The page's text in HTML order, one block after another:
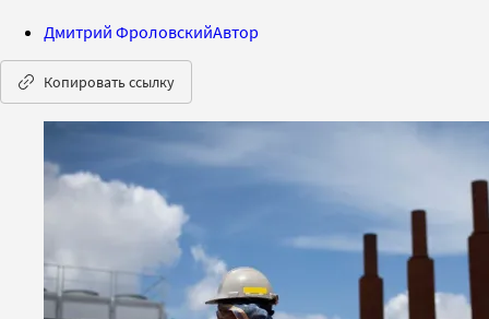
Дмитрий ФроловскийАвтор
Копировать ссылку